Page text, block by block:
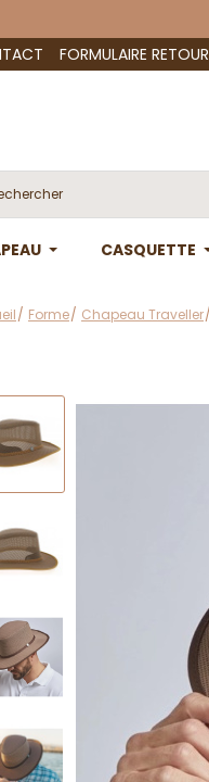
FORMULAIRE RETOUR
CASQUETTE
Forme Chapeau Traveller